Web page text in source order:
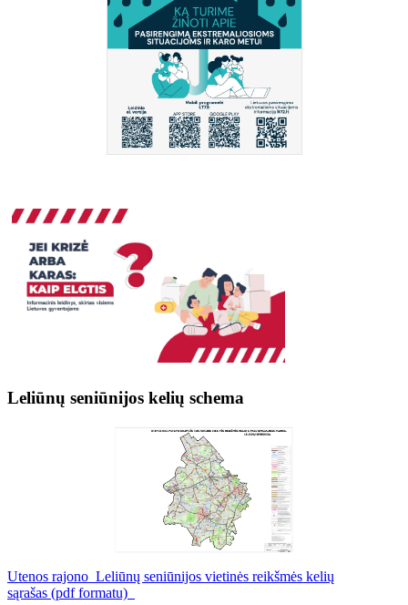
Leliūnų seniūnijos kelių schema
Utenos rajono Leliūnų seniūnijos vietinės reikšmės kelių
sąrašas (pdf formatu)